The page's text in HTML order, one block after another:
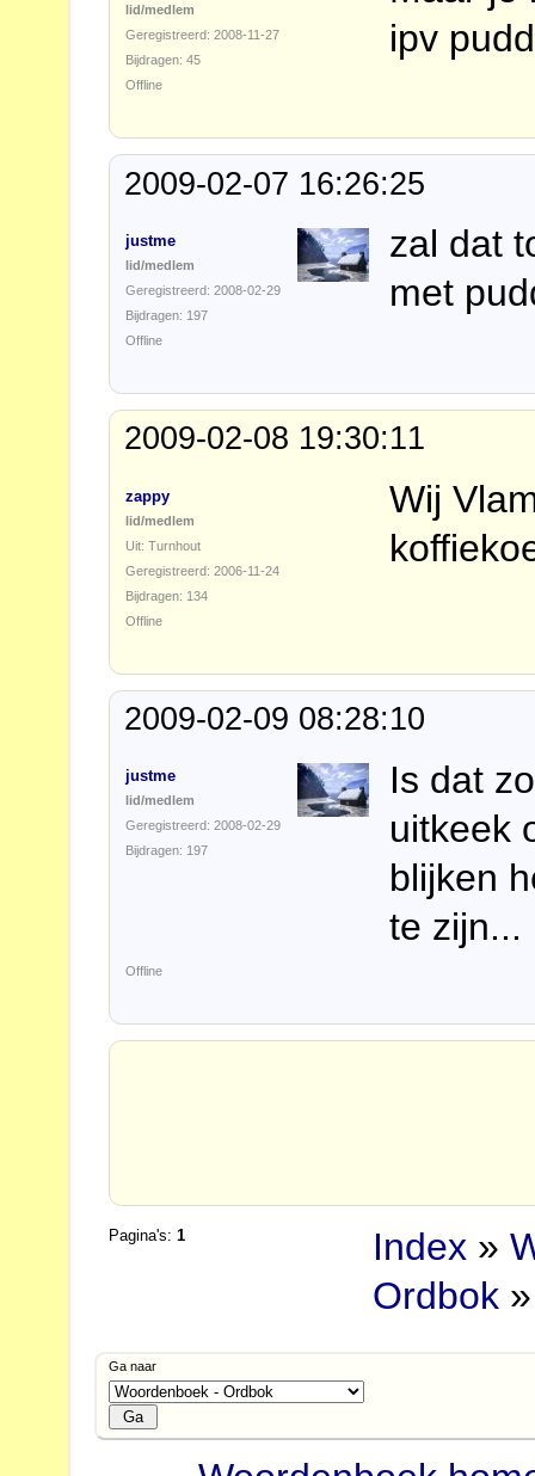
lid/medlem
Geregistreerd: 2008-11-27
Bijdragen: 45
ipv
Offline
2009-02-07 16:26:25
justme
lid/medlem
Geregistreerd: 2008-02-29
Bijdragen: 197
zal dat
met
Offline
2009-02-08 19:30:11
zappy
lid/medlem
Uit: Turnhout
Geregistreerd: 2006-11-24
Bijdragen: 134
Wij
Offline
2009-02-09 08:28:10
justme
lid/medlem
Geregistreerd: 2008-02-29
Bijdragen: 197
Is dat
uitkeek
blijken
te zijn...
Offline
Pagina's:1 Index »
Ordbok
Ga naar